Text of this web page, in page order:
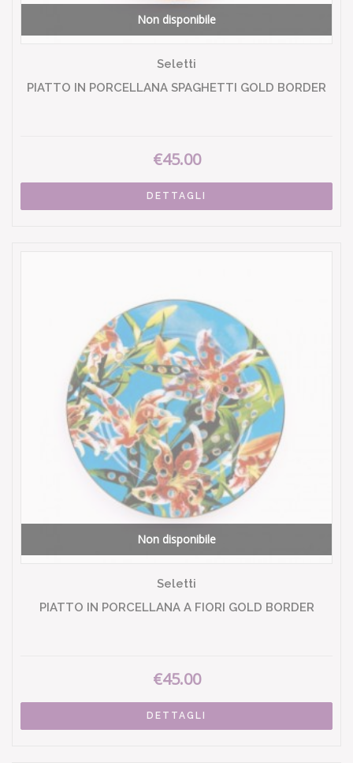
Non disponibile
Seletti
PIATTO IN PORCELLANA SPAGHETTI GOLD BORDER
€45.00
DETTAGLI
Non disponibile
Seletti
PIATTO IN PORCELLANA A FIORI GOLD BORDER
€45.00
DETTAGLI